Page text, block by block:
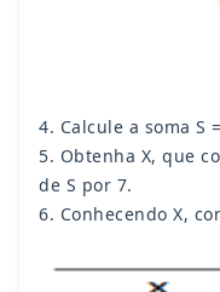
4. Calcule a soma S
5. Obtenha X, que
de S por 7.
6. Conhecendo X,